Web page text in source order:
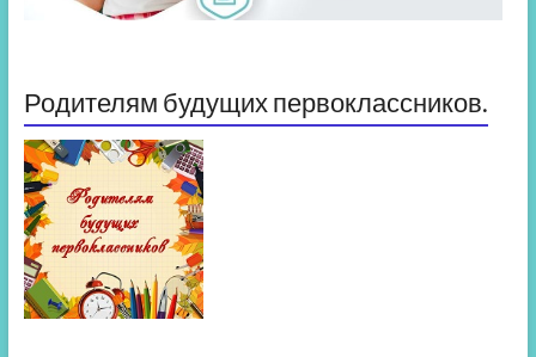
Родителям будущих первоклассников.